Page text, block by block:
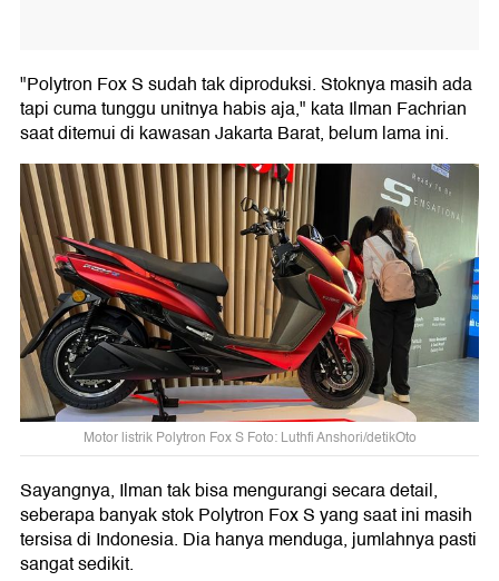
"Polytron Fox S sudah tak diproduksi. Stoknya masih ada
tapi cuma tunggu unitnya habis aja," kata Ilman Fachrian
saat ditemui di kawasan Jakarta Barat, belum lama ini.
Motor listrik Polytron Fox S Foto: Luthfi Anshori/detikOto
Sayangnya, Ilman tak bisa mengurangi secara detail,
seberapa banyak stok Polytron Fox S yang saat ini masih
tersisa di Indonesia. Dia hanya menduga, jumlahnya pasti
sangat sedikit.